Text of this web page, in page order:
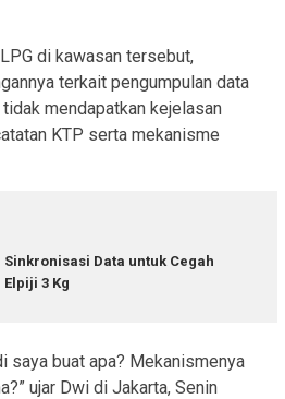
di kawasan tersebut,
terkait pengumpulan data
mendapatkan kejelasan
KTP serta mekanisme
Sinkronisasi Data untuk Cegah
3 Kg
saya buat apa? Mekanismenya
ujar Dwi di Jakarta, Senin